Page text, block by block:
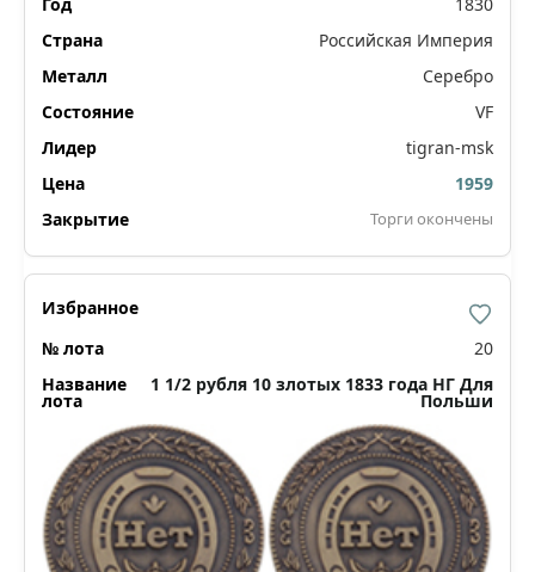
1830
Российская Империя
Серебро
VF
tigran-msk
1959
Торги окончены
20
1 1/2 рубля 10 злотых 1833 года НГ Для
Польши